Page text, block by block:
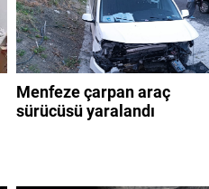
Menfeze çarpan araç
sürücüsü yaralandı